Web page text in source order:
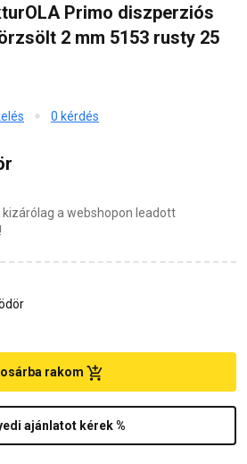
Primo diszperziós
2 mm 5153 rusty 25
0 kérdés
a webshopon leadott
ajánlatot kérek %
rakom